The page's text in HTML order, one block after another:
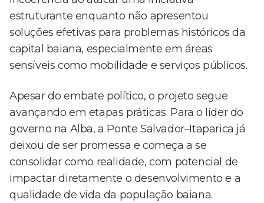
estruturante enquanto não apresentou
soluções efetivas para problemas históricos da
capital baiana, especialmente em áreas
sensíveis como mobilidade e serviços públicos.
Apesar do embate político, o projeto segue
avançando em etapas práticas. Para o líder do
governo na Alba, a Ponte Salvador–Itaparica já
deixou de ser promessa e começa a se
consolidar como realidade, com potencial de
impactar diretamente o desenvolvimento e a
qualidade de vida da população baiana.